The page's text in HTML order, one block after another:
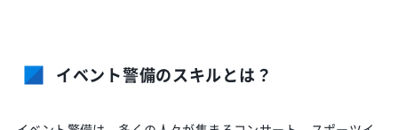
イベント警備のスキルとは？